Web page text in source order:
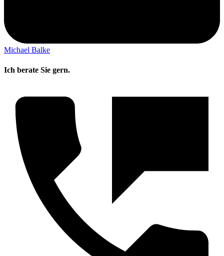
Michael Balke
Ich berate Sie gern.